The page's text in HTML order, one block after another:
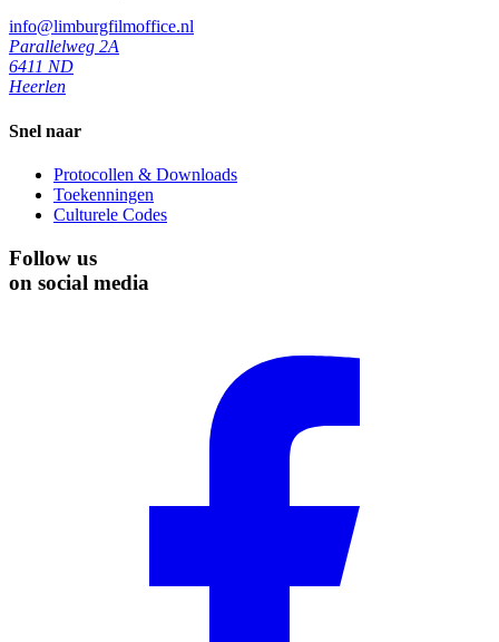
info@limburgfilmoffice.nl
Parallelweg 2A
6411 ND
Heerlen
Snel naar
Protocollen & Downloads
Toekenningen
Culturele Codes
Follow us
on social media